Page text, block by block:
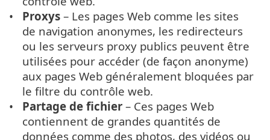
Proxys – Les pages Web comme les sites
de navigation anonymes, les redirecteurs
ou les serveurs proxy publics peuvent être
utilisées pour accéder (de façon anonyme)
aux pages Web généralement bloquées par
le filtre du contrôle web.
Partage de fichier – Ces pages Web
contiennent de grandes quantités de
données comme des photos, des vidéos ou